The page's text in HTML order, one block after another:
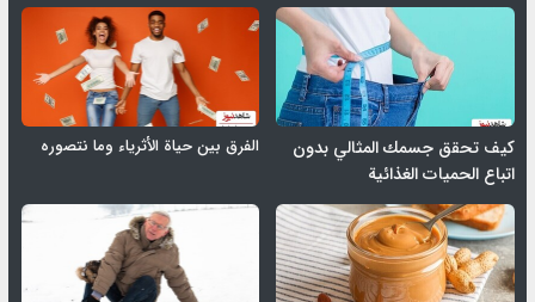
كيف تحقق جسمك المثالي بدون
اتباع الحميات الغذائية
الفرق بين حياة الأثرياء وما نتصوره